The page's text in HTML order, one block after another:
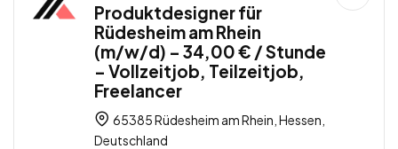
Produktdesigner für
Rüdesheim am Rhein
(m/w/d) – 34,00 € / Stunde
– Vollzeitjob, Teilzeitjob,
Freelancer
65385 Rüdesheim am Rhein, Hessen,
Deutschland